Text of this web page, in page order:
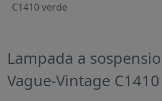
C1410 verde
Lampada a
Vague-Vintage